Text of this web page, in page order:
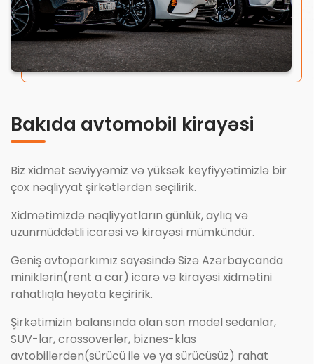
Bakıda avtomobil kirayəsi
Biz xidmət səviyyəmiz və yüksək keyfiyyətimizlə bir
çox nəqliyyat şirkətlərdən seçilirik.
Xidmətimizdə nəqliyyatların günlük, aylıq və
uzunmüddətli icarəsi və kirayəsi mümkündür.
Geniş avtoparkımız sayəsində Sizə Azərbaycanda
miniklərin(rent a car) icarə və kirayəsi xidmətini
rahatlıqla həyata keçiririk.
Şirkətimizin balansında olan son model sedanlar,
SUV-lar, crossoverlər, biznes-klas
avtobillərdən(sürücü ilə və ya sürücüsüz) rahat